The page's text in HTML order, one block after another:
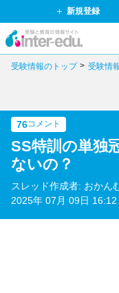
新規登録
受験情報のトップ 受験情
76コメント
SS特訓の単独
ないの？
スレッド作成者: おかん
2025年 07月 09日 16:12